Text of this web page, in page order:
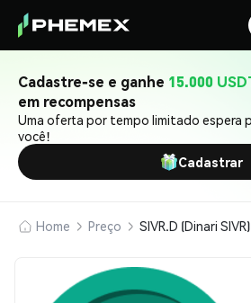
Cadastre-se e ganhe 15.000
em recompensas
Uma oferta por tempo limitado espera
você!
Cadastrar
Home Preço SIVR.D (Dinari SIVR)